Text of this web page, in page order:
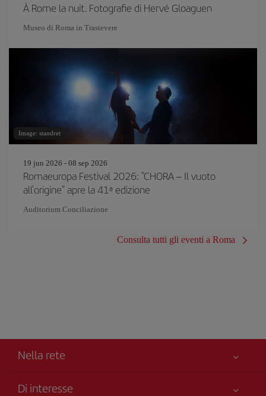
À Rome la nuit. Fotografie di Hervé Gloaguen
Museo di Roma in Trastevere
Image: standret
19 jun 2026 - 08 sep 2026
Romaeuropa Festival 2026: "CHORA – Il vuoto
all'origine" apre la 41ª edizione
Auditorium Conciliazione
Consulta tutti gli eventi a Roma
Nella rete
Di interesse